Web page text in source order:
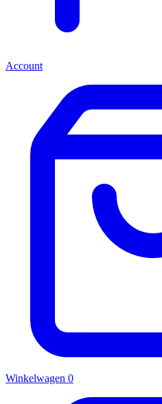
Account
Winkelwagen 0